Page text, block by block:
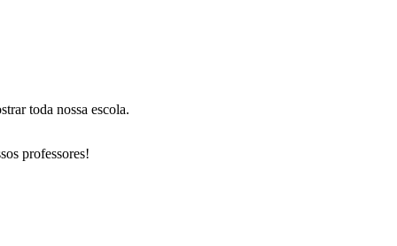
toda nossa escola.
professores!